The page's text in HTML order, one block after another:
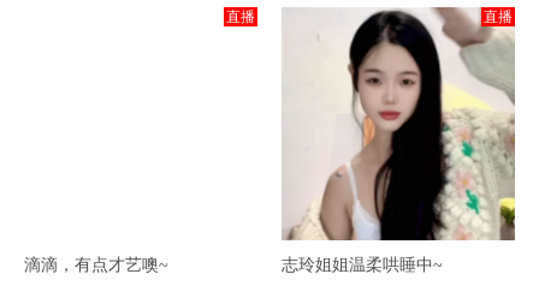
直播
滴滴，有点才艺噢~
直播
志玲姐姐温柔哄睡中~